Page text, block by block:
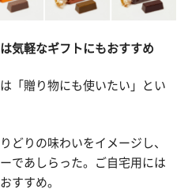
気軽なギフトにもおすすめ
「贈り物にも使いたい」とい
どりの味わいをイメージし、
であしらった。ご自宅用には
すすめ。